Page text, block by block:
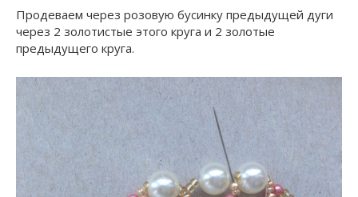
Продеваем через розовую бусинку предыдущей дуги
через 2 золотистые этого круга и 2 золотые
предыдущего круга.